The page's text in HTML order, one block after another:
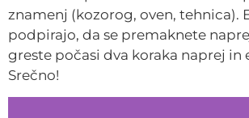
znamenj (kozorog, oven, tehnica).
podpirajo, da se premaknete
greste počasi dva koraka naprej in
Srečno!